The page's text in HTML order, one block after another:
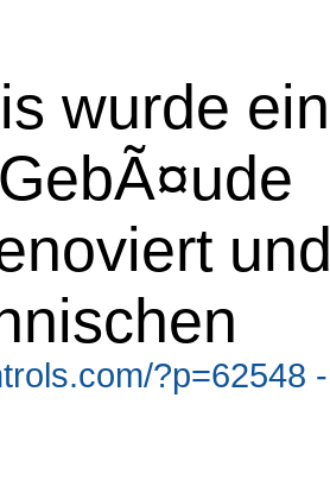
wurde ein
und
?p=62548 -